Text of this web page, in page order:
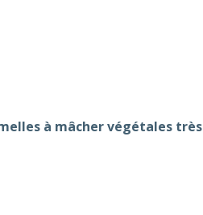
à mâcher végétales très